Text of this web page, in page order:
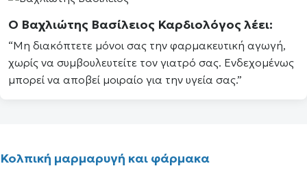
Ο Βαχλιώτης Βασίλειος Καρδιολόγος λέει:
“Μη διακόπτετε μόνοι σας την φαρμακευτική αγωγή,
χωρίς να συμβουλευτείτε τον γιατρό σας. Ενδεχομένως
μπορεί να αποβεί μοιραίο για την υγεία σας.”
Κολπική μαρμαρυγή και φάρμακα